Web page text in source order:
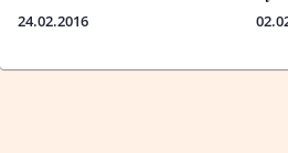
24.02.2016